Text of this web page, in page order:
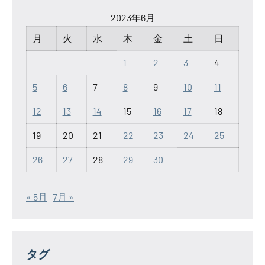
2023年6月
月
火 水 木 金 土 日
1 2 3 4
5 6 7 8 9 10 11
12 13 14 15 16 17 18
19 20 21 22 23 24 25
26 27 28 29 30
« 5月 7月 »
タグ